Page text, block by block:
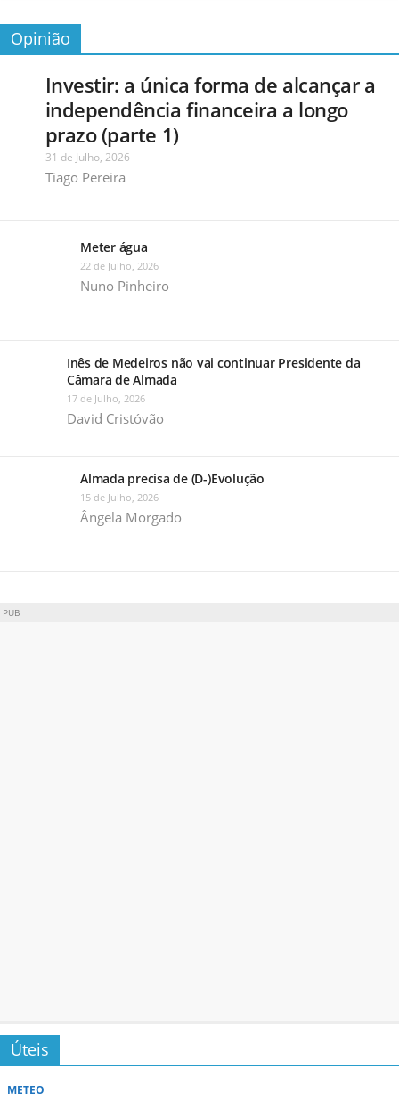
Opinião
Investir: a única forma de alcançar a
independência financeira a longo
prazo (parte 1)
31 de Julho, 2026
Tiago Pereira
Meter água
22 de Julho, 2026
Nuno Pinheiro
Inês de Medeiros não vai continuar Presidente da
Câmara de Almada
17 de Julho, 2026
David Cristóvão
Almada precisa de (D-)Evolução
15 de Julho, 2026
Ângela Morgado
PUB
Úteis
METEO